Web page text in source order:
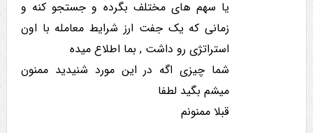
یا سهم های مختلف بگرده و جستجو کنه و
زمانی که یک جفت ارز شرایط معامله با اون
استراتژی رو داشت , بما اطلاع میده
شما چیزی اگه در این مورد شنیدید ممنون
میشم بگید لطفا
قبلا ممنونم